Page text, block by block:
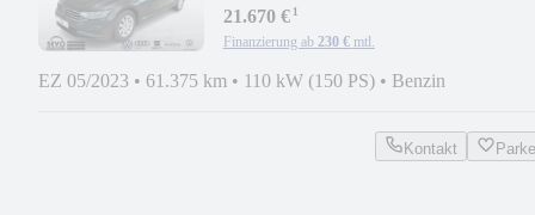
21.670 €¹
Finanzierung ab 230 € mtl.
EZ 05/2023 • 61.375 km • 110 kW (150 PS) • Benzin
Kontakt